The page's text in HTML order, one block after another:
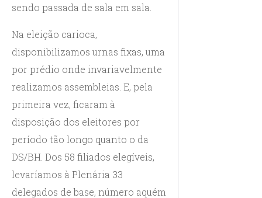
sendo passada de sala em sala.
Na eleição carioca,
disponibilizamos urnas fixas, uma
por prédio onde invariavelmente
realizamos assembleias. E, pela
primeira vez, ficaram à
disposição dos eleitores por
período tão longo quanto o da
DS/BH. Dos 58 filiados elegíveis,
levaríamos à Plenária 33
delegados de base, número aquém